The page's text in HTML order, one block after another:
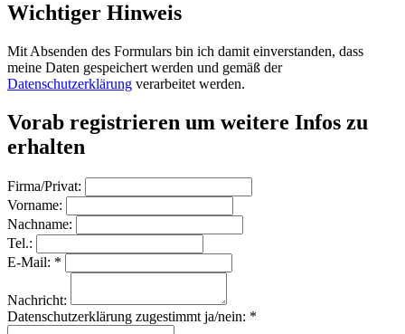
Wichtiger Hinweis
Mit Absenden des Formulars bin ich damit einverstanden, dass
meine Daten gespeichert werden und gemäß der
Datenschutzerklärung verarbeitet werden.
Vorab registrieren um weitere Infos zu
erhalten
Firma/Privat:
Vorname:
Nachname:
Tel.:
E-Mail: *
Nachricht:
Datenschutzerklärung zugestimmt ja/nein: *